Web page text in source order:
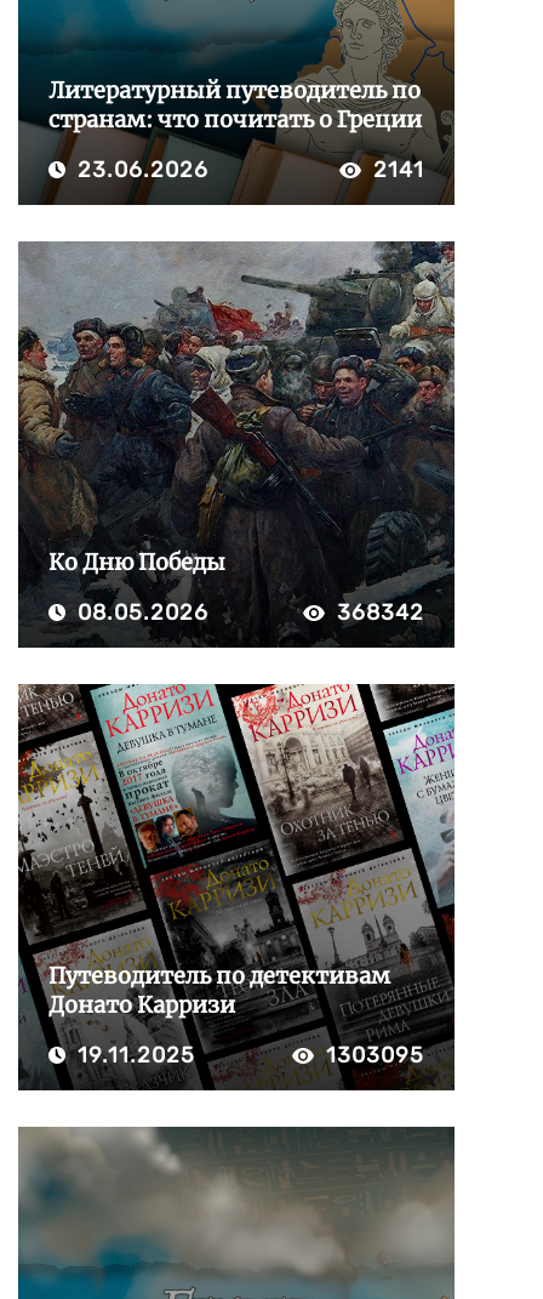
Литературный путеводитель по
странам: что почитать о Греции
23.06.2026 2141
Ко Дню Победы
08.05.2026 368342
Путеводитель по детективам
Донато Карризи
19.11.2025 1303095